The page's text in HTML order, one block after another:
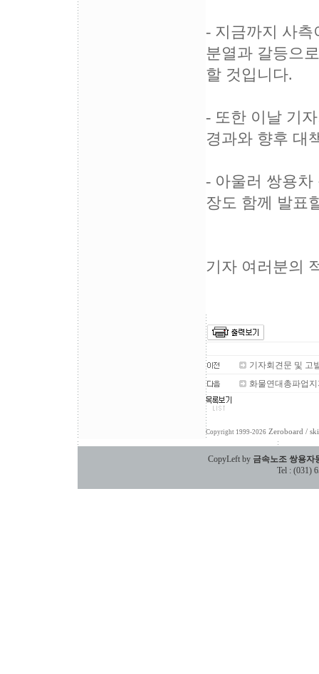
- 지금까지 사측
분열과 갈등으
할 것입니다.
- 또한 이날 기
경과와 향후 대
- 아울러 쌍용차
장도 함께 발표
기자 여러분의
기자회견문 및 고
화물연대총파업
Copyright 1999-2026 Zeroboard /
CopyLeft by 금속노조 쌍용자
Tel : (031)